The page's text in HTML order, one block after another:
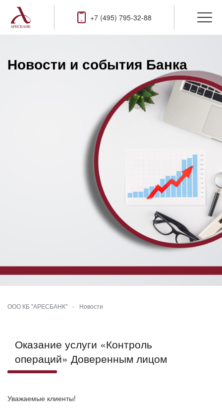
+7 (495) 795-32-88
Новости и события Банка
ООО КБ "АРЕСБАНК" - Новости
Оказание услуги «Контроль
операций» Доверенным лицом
Уважаемые клиенты!